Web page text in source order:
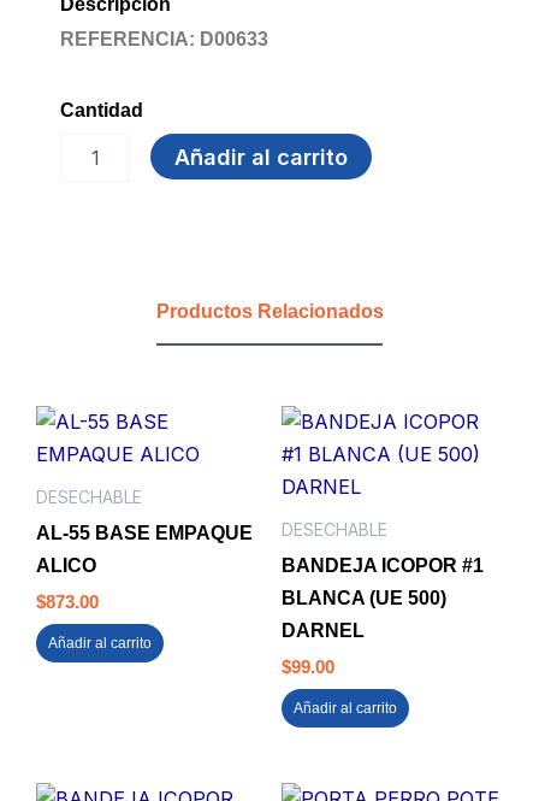
REFERENCIA: D00633
Cantidad
Añadir al carrito
Productos Relacionados
DESECHABLE
AL-55 BASE EMPAQUE
ALICO
$873.00
Añadir al carrito
DESECHABLE
BANDEJA ICOPOR #1
BLANCA (UE 500)
DARNEL
$99.00
Añadir al carrito